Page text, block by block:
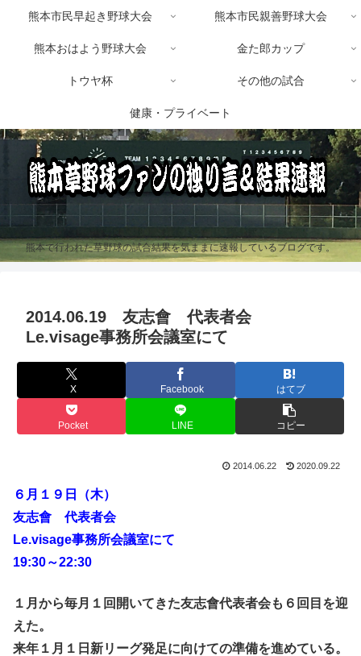
熊本で行われた草野球の試合結果を気ままに速報しているブログです。
熊本市民早起き野球大会 熊本市民親善野球大会
熊本おはよう野球大会 金た郎カップ
トウヤ杯 その他の試合
健康・プライベート
2014.06.19 友志會 代表者会
Le.visage事務所会議室にて
X Facebook はてブ
Pocket LINE コピー
2014.06.22 2020.09.22
６月１９日（木）
友志會 代表者会
Le.visage事務所会議室にて
19:30～22:30
１月から毎月１回開いてきた友志會代表者会も６回目を迎
えた。
来年１月１日新リーグ発足に向けての準備を進めている。